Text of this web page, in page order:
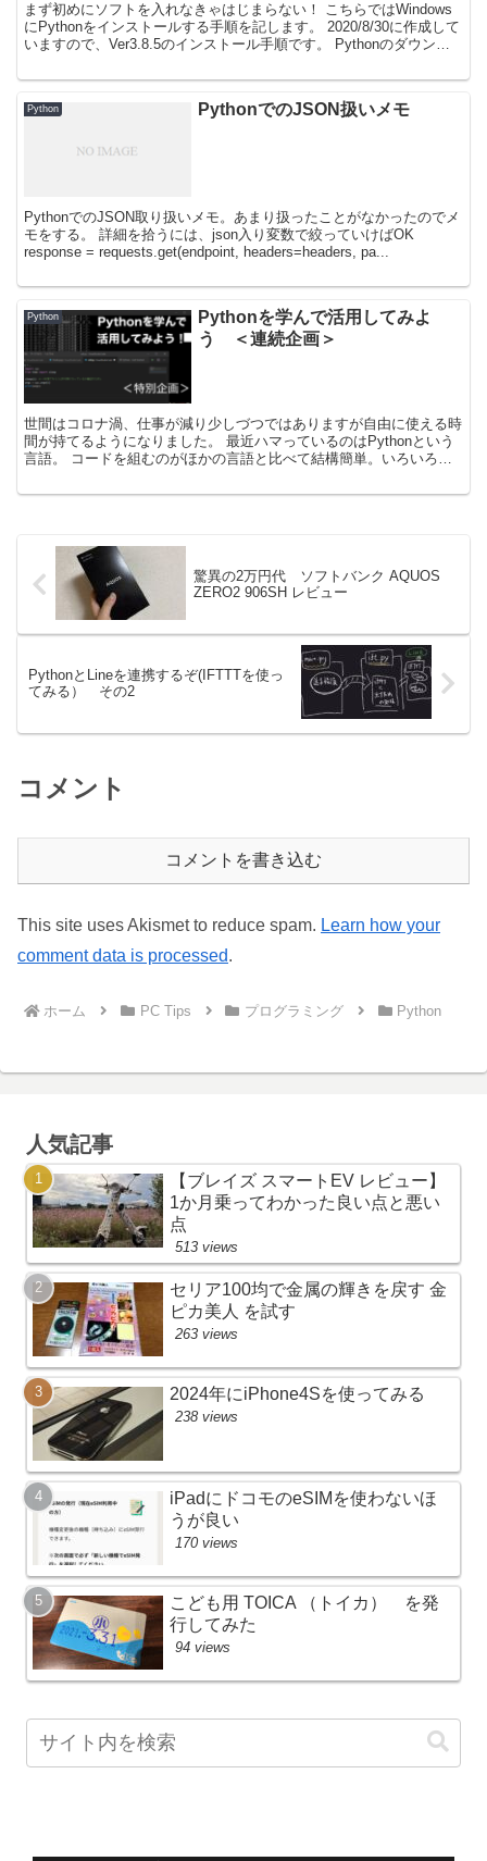
まず初めにソフトを入れなきゃはじまらない！ こちらではWindows
にPythonをインストールする手順を記します。 2020/8/30に作成して
いますので、Ver3.8.5のインストール手順です。 Pythonのダウンロ
Python PythonでのJSON扱いメモ
PythonでのJSON取り扱いメモ。あまり扱ったことがなかったのでメ
モをする。 詳細を拾うには、json入り変数で絞っていけばOK
response = requests.get(endpoint, headers=headers, pa...
Python
Pythonを学んで活用してみよ
う ＜連続企画＞
世間はコロナ渦、仕事が減り少しづつではありますが自由に使える時
間が持てるようになりました。 最近ハマっているのはPythonという
言語。 コードを組むのがほかの言語と比べて結構簡単。いろいろな
驚異の2万円代 ソフトバンク AQUOS
ZERO2 906SH レビュー
PythonとLineを連携するぞ(IFTTTを使っ
てみる） その2
コメント
コメントを書き込む
This site uses Akismet to reduce spam. Learn how your
comment data is processed.
ホーム PC Tips プログラミング Python
人気記事
【ブレイズ スマートEV レビュー】
1か月乗ってわかった良い点と悪い
点
513 views
セリア100均で金属の輝きを戻す 金
ピカ美人 を試す
263 views
2024年にiPhone4Sを使ってみる
238 views
iPadにドコモのeSIMを使わないほ
うが良い
170 views
こども用 TOICA （トイカ） を発
行してみた
94 views